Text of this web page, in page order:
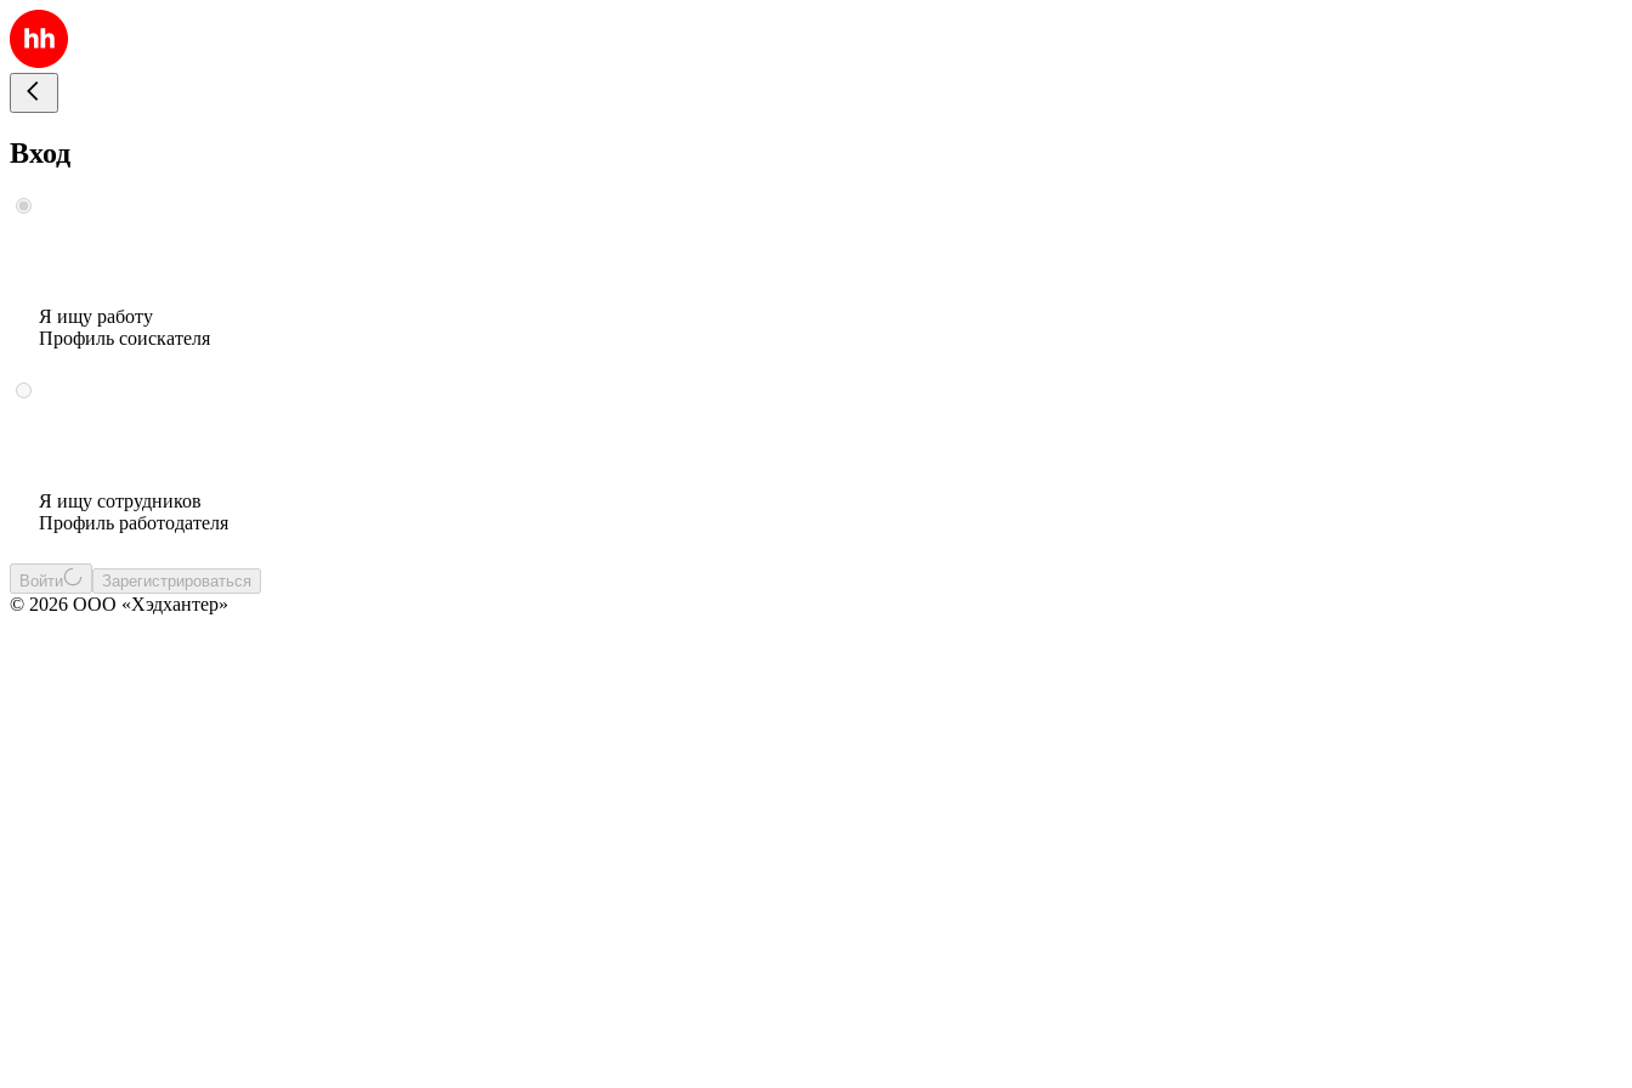
Вход
Я ищу работу
Профиль соискателя
Я ищу сотрудников
Профиль работодателя
Войти Зарегистрироваться
© 2026 ООО «Хэдхантер»